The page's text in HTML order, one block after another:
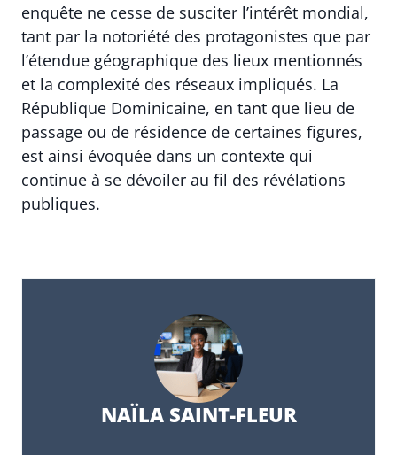
enquête ne cesse de susciter l’intérêt mondial,
tant par la notoriété des protagonistes que par
l’étendue géographique des lieux mentionnés
et la complexité des réseaux impliqués. La
République Dominicaine, en tant que lieu de
passage ou de résidence de certaines figures,
est ainsi évoquée dans un contexte qui
continue à se dévoiler au fil des révélations
publiques.
NAÏLA SAINT-FLEUR